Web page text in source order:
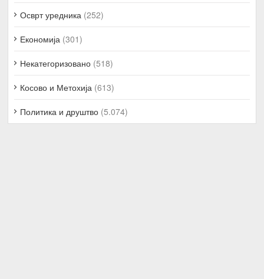
Осврт уредника (252)
Економија (301)
Некатегоризовано (518)
Косово и Метохија (613)
Политика и друштво (5.074)